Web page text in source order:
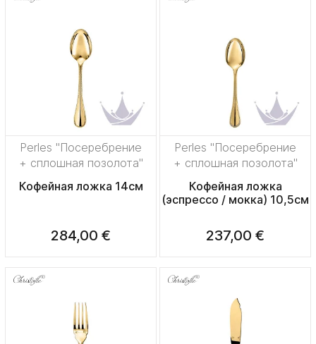
Perles "Посеребрение
+ сплошная позолота"
Кофейная ложка 14см
284,00 €
Perles "Посеребрение
+ сплошная позолота"
Кофейная ложка
(эспрессо / мокка) 10,5см
237,00 €